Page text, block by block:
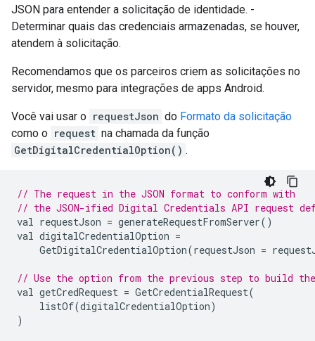
JSON para entender a solicitação de identidade. -
Determinar quais das credenciais armazenadas, se houver,
atendem à solicitação.
Recomendamos que os parceiros criem as solicitações no
servidor, mesmo para integrações de apps Android.
Você vai usar o requestJson do Formato da solicitação
como o request na chamada da função
GetDigitalCredentialOption() .
// The request in the JSON format to conform with
// the JSON-ified Digital Credentials API request
val requestJson = generateRequestFromServer()
val digitalCredentialOption =
GetDigitalCredentialOption(requestJson =
// Use the option from the previous step to build the
val getCredRequest = GetCredentialRequest(
listOf(digitalCredentialOption)
)